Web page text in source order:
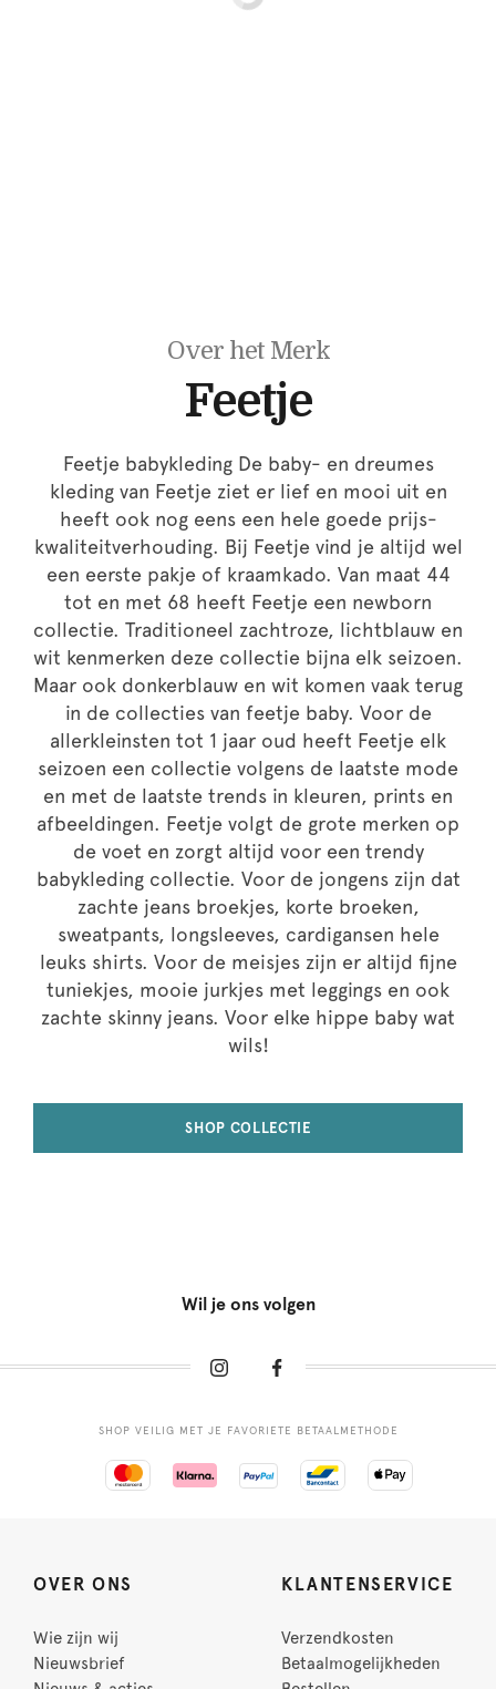
Over het Merk
Feetje
Feetje babykleding De baby- en dreumes
kleding van Feetje ziet er lief en mooi uit en
heeft ook nog eens een hele goede prijs-
kwaliteitverhouding. Bij Feetje vind je altijd wel
een eerste pakje of kraamkado. Van maat 44
tot en met 68 heeft Feetje een newborn
collectie. Traditioneel zachtroze, lichtblauw en
wit kenmerken deze collectie bijna elk seizoen.
Maar ook donkerblauw en wit komen vaak terug
in de collecties van feetje baby. Voor de
allerkleinsten tot 1 jaar oud heeft Feetje elk
seizoen een collectie volgens de laatste mode
en met de laatste trends in kleuren, prints en
afbeeldingen. Feetje volgt de grote merken op
de voet en zorgt altijd voor een trendy
babykleding collectie. Voor de jongens zijn dat
zachte jeans broekjes, korte broeken,
sweatpants, longsleeves, cardigansen hele
leuks shirts. Voor de meisjes zijn er altijd fijne
tuniekjes, mooie jurkjes met leggings en ook
zachte skinny jeans. Voor elke hippe baby wat
wils!
SHOP COLLECTIE
Wil je ons volgen
SHOP VEILIG MET JE FAVORIETE BETAALMETHODE
OVER ONS
Wie zijn wij
Nieuwsbrief
KLANTENSERVICE
Verzendkosten
Betaalmogelijkheden